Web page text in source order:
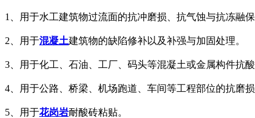
1、用于水工建筑物过流面的抗冲磨损、抗气蚀与抗冻融
2、用于混凝土建筑物的缺陷修补以及补强与加固处理。
3、用于化工、石油、工厂、码头等混凝土或金属构件抗
4、用于公路、桥梁、机场跑道、车间等工程部位的抗磨损
5、用于花岗岩耐酸砖粘贴。